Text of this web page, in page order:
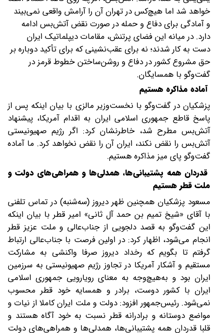
خواهد شد اما هیچ‌کس در تهران آن را آرامش واقعی نمی‌بیند
و آمادگی برای دفاع و حمله در صورت نقض آتش‌بس ادامه
دارد. در میانه‌ این فضای پرتنش، مقامات دیپلماتیک ایران
دست به کار شدند؛ نه برای عقب‌نشینی که برای تأکید دوباره بر
حق مشروع کشور در دفاع و روشن‌ساختن خطوط قرمز در
گفت‌وگو با همسایگان.
آماده مذاکره هستیم
پزشکیان در گفت‌وگو با نخست‌وزیر مالزی با بیان اینکه پس از
پاسخ قاطع جمهوری اسلامی ایران به اقدام آمریکا، پیشنهاد
آتش‌بس مطرح شد، خاطرنشان کرد: اگر رژیم صهیونیستی
آتش‌بس را نقض نکند، ایران آن را نقض نخواهد کرد. ما آماده
گفت‌وگو پای میز مذاکره هستیم.
قدردان همه پشتیبانی‌ها، همدلی‌ها و همراهی‌های دولت و
ملت قطر هستیم
مسعود پزشکیان همچنین ظهر دیروز (سه‌شنبه) در تماس تلفنی
با آقای «شیخ تمیم بن حمد آل ثانی» امیر قطر با بیان اینکه
این گفت‌وگو به قصد دلجویی از جناب‌عالی و ملت عزیز قطر
انجام می‌شود، اظهار کرد: در اولین فرصت با جناب‌عالی ارتباط
گرفتم تا بگویم که رخداد دیروز صرفا واکنشی به مشارکت
مستقیم و آشکار آمریکا در تجاوز رژیم صهیونیستی به سرزمین
ایران بود و به‌هیچ‌وجه به معنای رویارویی جمهوری اسلامی
ایران با کشور دوست، برادر و همسایه خود قطر محسوب
نمی‌شود. رئیس‌جمهور افزود: دولت و ملت ایران کاملا از نیات و
مواضع دوستانه و برادرانه قطر نسبت به خود آگاه هستند و
قلبا قدردان همه پشتیبانی‌ها، همدلی‌ها و همراهی‌های دولت